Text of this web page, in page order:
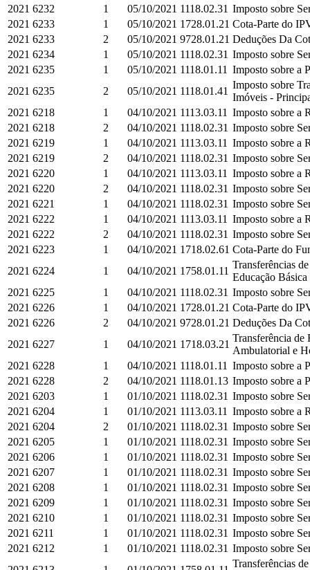
2021 6232 1 05/10/2021 1118.02.31 Imposto sobre
2021 6233 1 05/10/2021 1728.01.21 Cota-Parte do
2021 6233 2 05/10/2021 9728.01.21 Deduções Da
2021 6234 1 05/10/2021 1118.02.31 Imposto sobre
2021 6235 1 05/10/2021 1118.01.11 Imposto sobre a
2021 6235 2 05/10/2021 1118.01.41
Imposto sobre
Imóveis -
2021 6218 1 04/10/2021 1113.03.11 Imposto sobre a
2021 6218 2 04/10/2021 1118.02.31 Imposto sobre
2021 6219 1 04/10/2021 1113.03.11 Imposto sobre a
2021 6219 2 04/10/2021 1118.02.31 Imposto sobre
2021 6220 1 04/10/2021 1113.03.11 Imposto sobre a
2021 6220 2 04/10/2021 1118.02.31 Imposto sobre
2021 6221 1 04/10/2021 1118.02.31 Imposto sobre
2021 6222 1 04/10/2021 1113.03.11 Imposto sobre a
2021 6222 2 04/10/2021 1118.02.31 Imposto sobre
2021 6223 1 04/10/2021 1718.02.61 Cota-Parte do
2021 6224 1 04/10/2021 1758.01.11
Transferências
Educação
2021 6225 1 04/10/2021 1118.02.31 Imposto sobre
2021 6226 1 04/10/2021 1728.01.21 Cota-Parte do
2021 6226 2 04/10/2021 9728.01.21 Deduções Da
2021 6227 1 04/10/2021 1718.03.21
Transferência de
Ambulatorial e
2021 6228 1 04/10/2021 1118.01.11 Imposto sobre a
2021 6228 2 04/10/2021 1118.01.13 Imposto sobre a
2021 6203 1 01/10/2021 1118.02.31 Imposto sobre
2021 6204 1 01/10/2021 1113.03.11 Imposto sobre a
2021 6204 2 01/10/2021 1118.02.31 Imposto sobre
2021 6205 1 01/10/2021 1118.02.31 Imposto sobre
2021 6206 1 01/10/2021 1118.02.31 Imposto sobre
2021 6207 1 01/10/2021 1118.02.31 Imposto sobre
2021 6208 1 01/10/2021 1118.02.31 Imposto sobre
2021 6209 1 01/10/2021 1118.02.31 Imposto sobre
2021 6210 1 01/10/2021 1118.02.31 Imposto sobre
2021 6211 1 01/10/2021 1118.02.31 Imposto sobre
2021 6212 1 01/10/2021 1118.02.31 Imposto sobre
Transferências